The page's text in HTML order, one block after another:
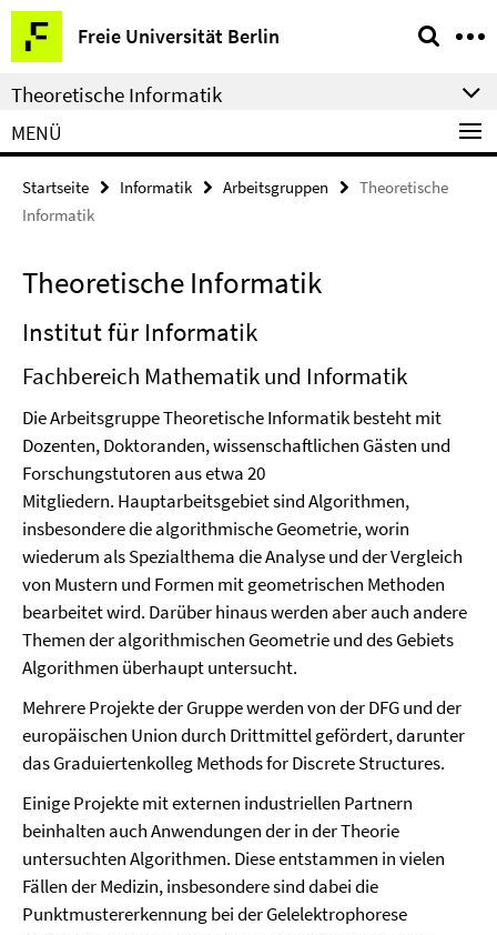
Springe
direkt
zu
Inhalt
Freie Universität Berlin
Service-
Navigation
Theoretische Informatik
MENÜ
Startseite Informatik Arbeitsgruppen
Theoretische
Informatik
Theoretische Informatik
Institut für Informatik
Fachbereich Mathematik und Informatik
Die Arbeitsgruppe Theoretische Informatik besteht mit
Dozenten, Doktoranden, wissenschaftlichen Gästen und
Forschungstutoren aus etwa 20
Mitgliedern. Hauptarbeitsgebiet sind Algorithmen,
insbesondere die algorithmische Geometrie, worin
wiederum als Spezialthema die Analyse und der Vergleich
von Mustern und Formen mit geometrischen Methoden
bearbeitet wird. Darüber hinaus werden aber auch andere
Themen der algorithmischen Geometrie und des Gebiets
Algorithmen überhaupt untersucht.
Mehrere Projekte der Gruppe werden von der DFG und der
europäischen Union durch Drittmittel gefördert, darunter
das Graduiertenkolleg Methods for Discrete Structures.
Einige Projekte mit externen industriellen Partnern
beinhalten auch Anwendungen der in der Theorie
untersuchten Algorithmen. Diese entstammen in vielen
Fällen der Medizin, insbesondere sind dabei die
Punktmustererkennung bei der Gelelektrophorese